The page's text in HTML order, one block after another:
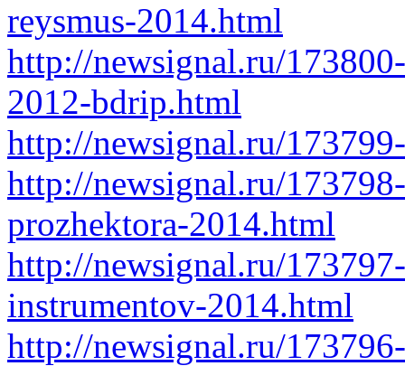
reysmus-2014.html
http://newsignal.ru/
2012-bdrip.html
http://newsignal.ru/
http://newsignal.ru/
prozhektora-2014.html
http://newsignal.ru/
instrumentov-2014.html
http://newsignal.ru/